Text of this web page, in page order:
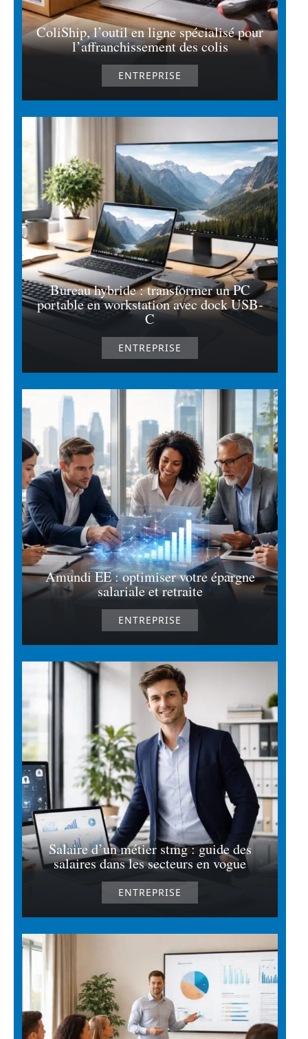
ColiShip, l’outil en ligne spécialisé pour
l’affranchissement des colis
ENTREPRISE
Bureau hybride : transformer un PC
portable en workstation avec dock USB-
C
ENTREPRISE
Amundi EE : optimiser votre épargne
salariale et retraite
ENTREPRISE
Salaire d’un métier stmg : guide des
salaires dans les secteurs en vogue
ENTREPRISE